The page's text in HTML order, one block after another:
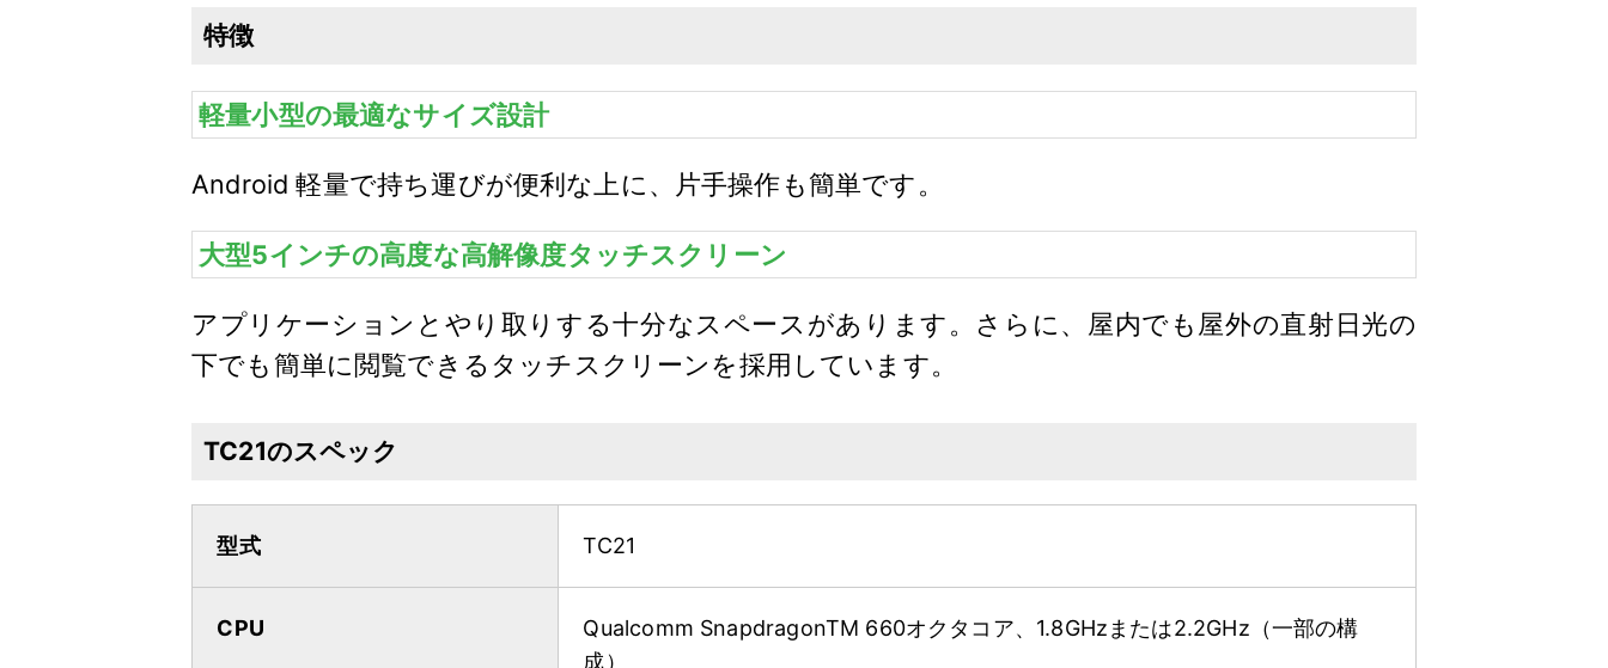
特徴
軽量小型の最適なサイズ設計
Android 軽量で持ち運びが便利な上に、片手操作も簡単です。
大型5インチの高度な高解像度タッチスクリーン
アプリケーションとやり取りする十分なスペースがあります。さらに、屋内でも屋外の直射日光の
下でも簡単に閲覧できるタッチスクリーンを採用しています。
TC21のスペック
型式 TC21
CPU
Qualcomm SnapdragonTM 660オクタコア、1.8GHzまたは2.2GHz（一部の構
成）